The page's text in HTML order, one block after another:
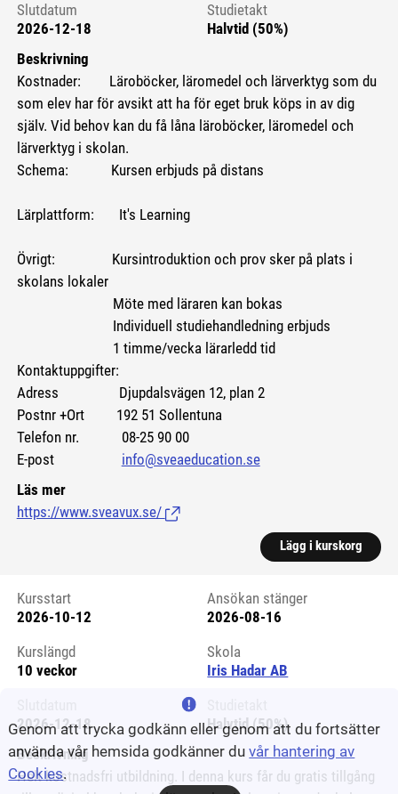
Slutdatum
2026-12-18
Studietakt
Halvtid (50%)
Beskrivning
Kostnader: Läroböcker, läromedel och lärverktyg som du
som elev har för avsikt att ha för eget bruk köps in av dig
själv. Vid behov kan du få låna läroböcker, läromedel och
lärverktyg i skolan.
Schema: Kursen erbjuds på distans
Lärplattform: It's Learning
Övrigt: Kursintroduktion och prov sker på plats i
skolans lokaler
Möte med läraren kan bokas
Individuell studiehandledning erbjuds
1 timme/vecka lärarledd tid
Kontaktuppgifter:
Adress Djupdalsvägen 12, plan 2
Postnr +Ort 192 51 Sollentuna
Telefon nr. 08-25 90 00
E-post info@sveaeducation.se
Läs mer
https://www.sveavux.se/ (Länk till extern sida.)
Lägg i kurskorg
Kursstart 6188197
Kursstart
2026-10-12
Ansökan stänger
2026-08-16
Kurslängd
10 veckor
Skola
Iris Hadar AB
2026-12-18
Halvtid (50%)
Beskrivning
Helt kostnadsfri utbildning. I denna kurs får du gratis tillgång
Genom att trycka godkänn eller genom att du fortsätter
använda vår hemsida godkänner duvår hantering av
Cookies.